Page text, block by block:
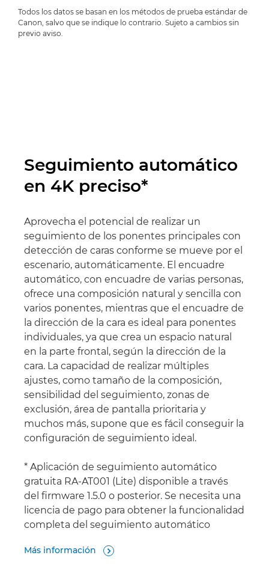
Todos los datos se basan en los métodos de prueba estándar de
Canon, salvo que se indique lo contrario. Sujeto a cambios sin
previo aviso.
Seguimiento automático
en 4K preciso*
Aprovecha el potencial de realizar un
seguimiento de los ponentes principales con
detección de caras conforme se mueve por el
escenario, automáticamente. El encuadre
automático, con encuadre de varias personas,
ofrece una composición natural y sencilla con
varios ponentes, mientras que el encuadre de
la dirección de la cara es ideal para ponentes
individuales, ya que crea un espacio natural
en la parte frontal, según la dirección de la
cara. La capacidad de realizar múltiples
ajustes, como tamaño de la composición,
sensibilidad del seguimiento, zonas de
exclusión, área de pantalla prioritaria y
muchos más, supone que es fácil conseguir la
configuración de seguimiento ideal.
* Aplicación de seguimiento automático
gratuita RA-AT001 (Lite) disponible a través
del firmware 1.5.0 o posterior. Se necesita una
licencia de pago para obtener la funcionalidad
completa del seguimiento automático
Más información 